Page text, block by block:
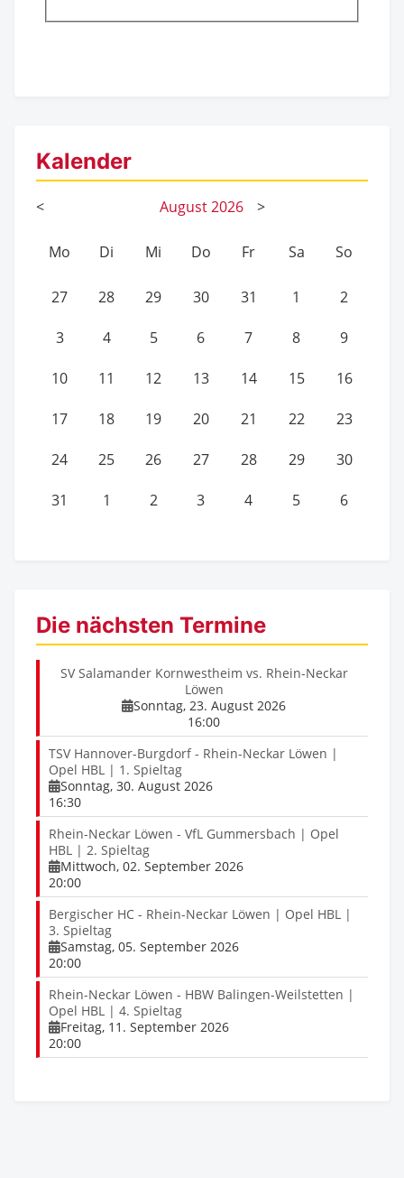
Kalender
< August2026 >
Mo Di Mi Do Fr Sa So
27 28 29 30 31 1 2
3 4 5 6 7 8 9
10 11 12 13 14 15 16
17 18 19 20 21 22 23
24 25 26 27 28 29 30
31 1 2 3 4 5 6
Die nächsten Termine
SV Salamander Kornwestheim vs. Rhein-Neckar
Löwen
Sonntag, 23. August 2026
16:00
TSV Hannover-Burgdorf - Rhein-Neckar Löwen |
Opel HBL | 1. Spieltag
Sonntag, 30. August 2026
16:30
Rhein-Neckar Löwen - VfL Gummersbach | Opel
HBL | 2. Spieltag
Mittwoch, 02. September 2026
20:00
Bergischer HC - Rhein-Neckar Löwen | Opel HBL |
3. Spieltag
Samstag, 05. September 2026
20:00
Rhein-Neckar Löwen - HBW Balingen-Weilstetten |
Opel HBL | 4. Spieltag
Freitag, 11. September 2026
20:00